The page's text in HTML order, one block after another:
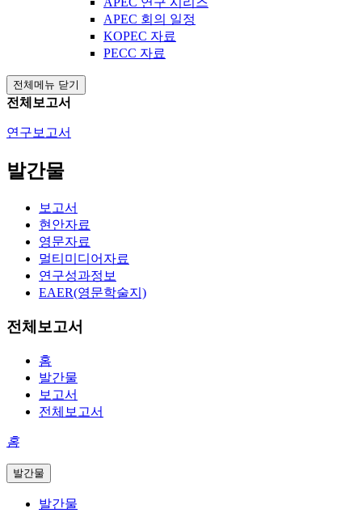
APEC 회의 일정
KOPEC 자료
PECC 자료
전체메뉴 닫기
전체보고서
연구보고서
발간물
보고서
현안자료
영문자료
멀티미디어자료
연구성과정보
EAER(영문학술지)
전체보고서
홈
발간물
보고서
전체보고서
홈
발간물
발간물